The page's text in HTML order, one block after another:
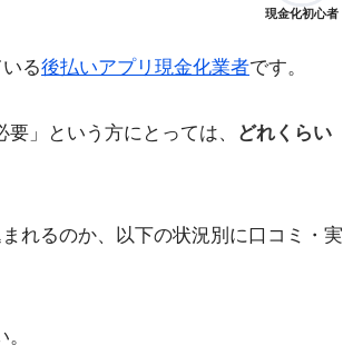
現金化初心者
る後払いアプリ現金化業者です。
」という方にとっては、
どれくらい
れるのか、以下の状況別に口コミ・実